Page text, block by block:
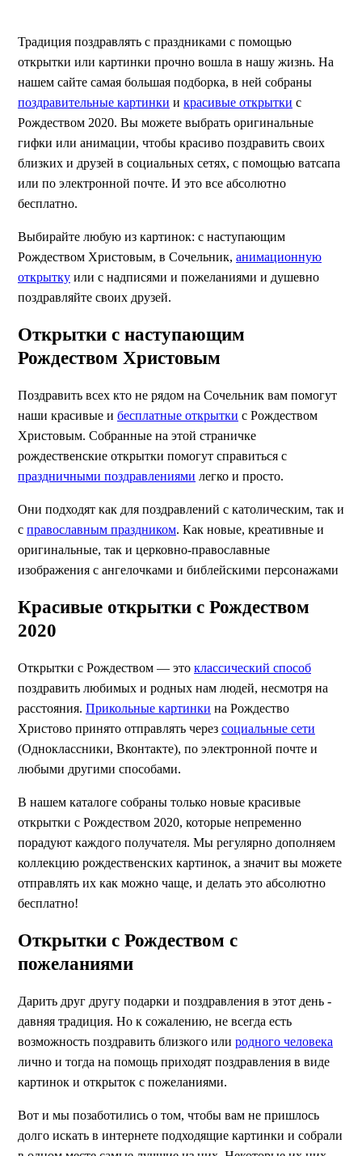
Традиция поздравлять с праздниками с помощью
открытки или картинки прочно вошла в нашу жизнь. На
нашем сайте самая большая подборка, в ней собраны
поздравительные картинки и красивые открытки с
Рождеством 2020. Вы можете выбрать оригинальные
гифки или анимации, чтобы красиво поздравить своих
близких и друзей в социальных сетях, с помощью ватсапа
или по электронной почте. И это все абсолютно
бесплатно.
Выбирайте любую из картинок: с наступающим
Рождеством Христовым, в Сочельник, анимационную
открытку или с надписями и пожеланиями и душевно
поздравляйте своих друзей.
Открытки с наступающим
Рождеством Христовым
Поздравить всех кто не рядом на Сочельник вам помогут
наши красивые и бесплатные открытки с Рождеством
Христовым. Собранные на этой страничке
рождественские открытки помогут справиться с
праздничными поздравлениями легко и просто.
Они подходят как для поздравлений с католическим, так и
с православным праздником. Как новые, креативные и
оригинальные, так и церковно-православные
изображения с ангелочками и библейскими персонажами
Красивые открытки с Рождеством
2020
Открытки с Рождеством — это классический способ
поздравить любимых и родных нам людей, несмотря на
расстояния. Прикольные картинки на Рождество
Христово принято отправлять через социальные сети
(Одноклассники, Вконтакте), по электронной почте и
любыми другими способами.
В нашем каталоге собраны только новые красивые
открытки с Рождеством 2020, которые непременно
порадуют каждого получателя. Мы регулярно дополняем
коллекцию рождественских картинок, а значит вы можете
отправлять их как можно чаще, и делать это абсолютно
бесплатно!
Открытки с Рождеством с
пожеланиями
Дарить друг другу подарки и поздравления в этот день -
давняя традиция. Но к сожалению, не всегда есть
возможность поздравить близкого или родного человека
лично и тогда на помощь приходят поздравления в виде
картинок и открыток с пожеланиями.
Вот и мы позаботились о том, чтобы вам не пришлось
долго искать в интернете подходящие картинки и собрали